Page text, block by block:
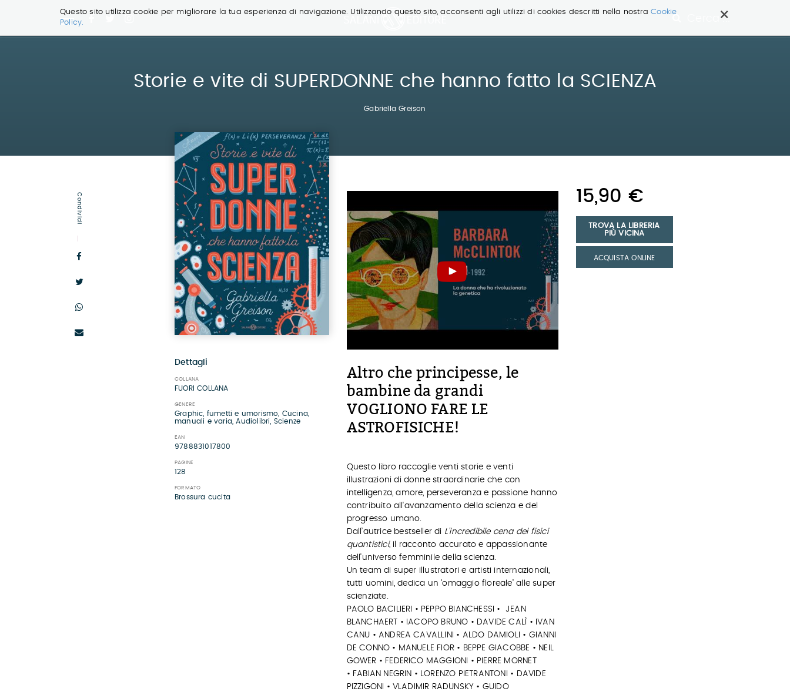
×
Questo sito utilizza cookie per migliorare la tua esperienza di navigazione. Utilizzando questo sito, acconsenti agli utilizzi di cookies descritti nella nostraCookie
Policy.
Cerca ...
Storie e vite di SUPERDONNE che hanno fatto la SCIENZA
Gabriella Greison
Condividi
Dettagli
COLLANA
FUORI COLLANA
GENERE
Graphic, fumetti e umorismo, Cucina,
manuali e varia, Audiolibri, Scienze
EAN
9788831017800
PAGINE
128
FORMATO
Brossura cucita
Altro che principesse, le
bambine da grandi
VOGLIONO FARE LE
ASTROFISICHE!
Questo libro raccoglie venti storie e venti
illustrazioni di donne straordinarie che con
intelligenza, amore, perseveranza e passione hanno
contribuito all'avanzamento della scienza e del
progresso umano.
Dall’autrice bestseller di L'incredibile cena dei fisici
quantistici, il racconto accurato e appassionante
dell'universo femminile della scienza.
Un team di super illustratori e artisti internazionali,
tutti uomini, dedica un ‘omaggio floreale’ alle super
scienziate.
PAOLO BACILIERI • PEPPO BIANCHESSI • JEAN
BLANCHAERT • IACOPO BRUNO • DAVIDE CALÌ • IVAN
CANU • ANDREA CAVALLINI • ALDO DAMIOLI • GIANNI
DE CONNO • MANUELE FIOR • BEPPE GIACOBBE • NEIL
GOWER • FEDERICO MAGGIONI • PIERRE MORNET
• FABIAN NEGRIN • LORENZO PIETRANTONI • DAVIDE
PIZZIGONI • VLADIMIR RADUNSKY • GUIDO
15,90 €
TROVA LA LIBRERIA
PIÙ VICINA
ACQUISTA ONLINE